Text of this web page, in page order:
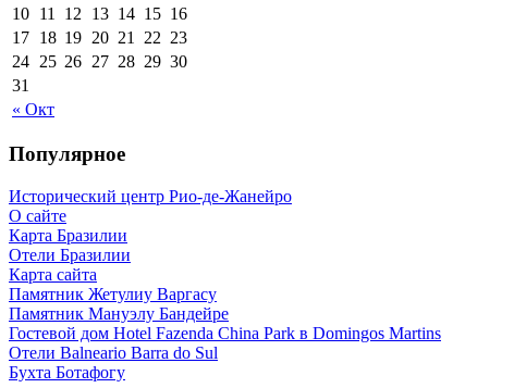
« Окт
10 11 12 13 14 15 16
17 18 19 20 21 22 23
24 25 26 27 28 29 30
31
Популярное
Исторический центр Рио-де-Жанейро
О сайте
Карта Бразилии
Отели Бразилии
Карта сайта
Памятник Жетулиу Варгасу
Памятник Мануэлу Бандейре
Гостевой дом Hotel Fazenda China Park в Domingos Martins
Отели Balneario Barra do Sul
Бухта Ботафогу